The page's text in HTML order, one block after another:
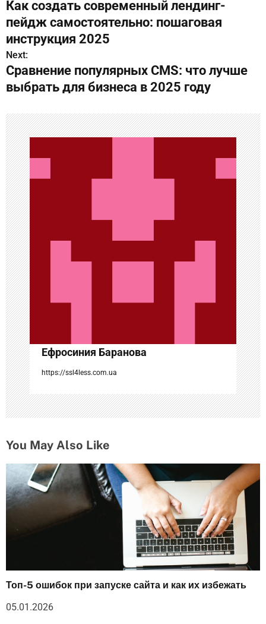
а
в
и
г
ц
и
я
п
о
з
а
п
и
с
я
м
Как создать современный лендинг-
пейдж самостоятельно: пошаговая
инструкция 2025
Next:
Сравнение популярных CMS: что лучше
выбрать для бизнеса в 2025 году
Ефросиния Баранова
https://ssl4less.com.ua
You May Also Like
Топ-5 ошибок при запуске сайта и как их избежать
05.01.2026